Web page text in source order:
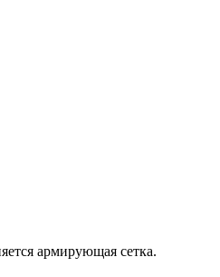
армирующая сетка.